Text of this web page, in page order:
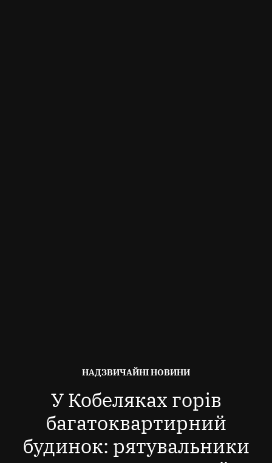
ОПУБЛІКОВАНО
НАДЗВИЧАЙНІ НОВИНИ
У Кобеляках горів
багатоквартирний
будинок: рятувальники